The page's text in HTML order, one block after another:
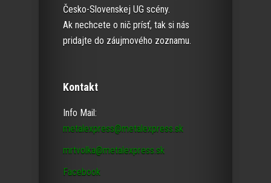
Česko-Slovenskej UG scény.
Ak nechcete o nič prísť, tak si nás
pridajte do záujmového zoznamu.
Kontakt
Info Mail:
metalexpress@metalexpress.sk
mrtvolka@metalexpress.sk
Facebook